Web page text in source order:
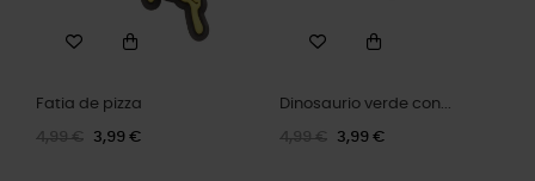
Fatia de pizza
4,99 € 3,99 €
Dinosaurio verde con...
4,99 € 3,99 €